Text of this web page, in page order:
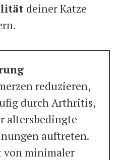
deiner Katze
reduzieren,
durch Arthritis,
altersbedingte
auftreten.
von minimaler